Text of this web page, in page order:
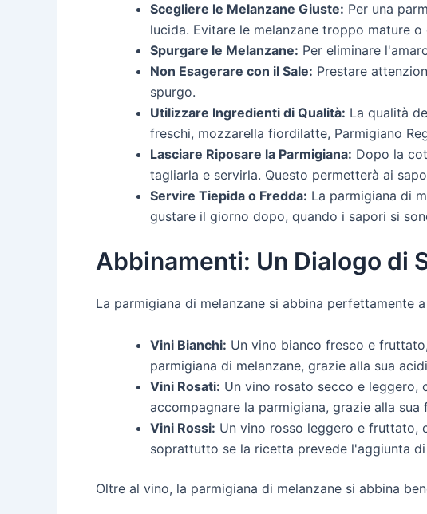
Scegliere le Melanzane Giuste: Per una
lucida. Evitare le melanzane troppo mature o
Spurgare le Melanzane: Per eliminare
Non Esagerare con il Sale: Prestare
spurgo.
Utilizzare Ingredienti di Qualità: La qualità
freschi, mozzarella fiordilatte, Parmigiano
Lasciare Riposare la Parmigiana: Dopo la
tagliarla e servirla. Questo permetterà ai
Servire Tiepida o Fredda: La parmigiana di
gustare il giorno dopo, quando i sapori si
Abbinamenti: Un Dialogo di
La parmigiana di melanzane si abbina perfettamente
Vini Bianchi: Un vino bianco fresco e
parmigiana di melanzane, grazie alla sua
Vini Rosati: Un vino rosato secco e leggero,
accompagnare la parmigiana, grazie alla
Vini Rossi: Un vino rosso leggero e fruttato,
soprattutto se la ricetta prevede l'aggiunta
Oltre al vino, la parmigiana di melanzane si abbina